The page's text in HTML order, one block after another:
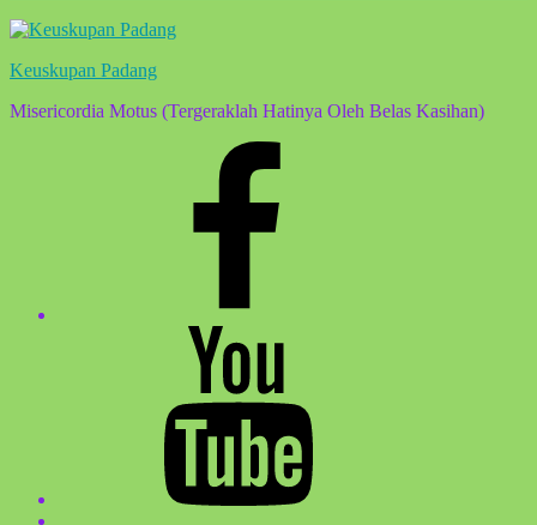
Keuskupan Padang
Misericordia Motus (Tergeraklah Hatinya Oleh Belas Kasihan)